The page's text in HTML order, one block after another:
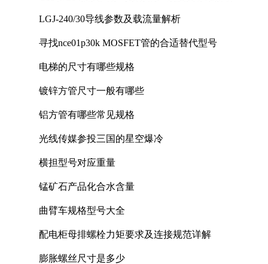
LGJ-240/30导线参数及载流量解析
寻找nce01p30k MOSFET管的合适替代型号
电梯的尺寸有哪些规格
镀锌方管尺寸一般有哪些
铝方管有哪些常见规格
光线传媒参投三国的星空爆冷
横担型号对应重量
锰矿石产品化合水含量
曲臂车规格型号大全
配电柜母排螺栓力矩要求及连接规范详解
膨胀螺丝尺寸是多少